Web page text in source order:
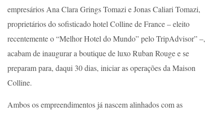
empresários Ana Clara Grings Tomazi e Jonas Caliari Tomazi,
proprietários do sofisticado hotel Colline de France – eleito
recentemente o “Melhor Hotel do Mundo” pelo TripAdvisor” –,
acabam de inaugurar a boutique de luxo Ruban Rouge e se
preparam para, daqui 30 dias, iniciar as operações da Maison
Colline.
Ambos os empreendimentos já nascem alinhados com as